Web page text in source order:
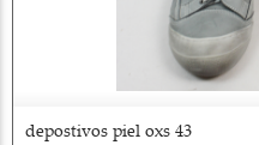
depostivos piel oxs 43